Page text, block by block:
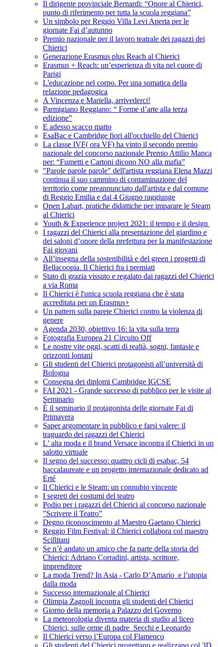
Il dirigente provinciale Bernardi: “Onore al Chierici,
punto di riferimento per tutta la scuola reggiana”
Un simbolo per Reggio Villa Levi Aperta per le
giornate Fai d’autunno
Premio nazionale per il lavoro teatrale dei ragazzi dei
Chierici
Generazione Erasmus plus Reach al Chierici
Erasmus + Reach: un’esperienza di vita nel cuore di
Parigi
L'educazione nel corpo. Per una somatica della
relazione pedagogica
A Vincenza e Mariella, arrivederci!
Parmigiano Reggiano: “ Forme d’arte alla terza
edizione”
E adesso scacco matto
EsaBac e Cambridge fiori all'occhiello del Chierici
La classe IVF( ora VF) ha vinto il secondo premio
nazionale del concorso nazionale Premio Attilio Manca
per: “Fumetti e Cartoni dicono NO alla mafia”
"Parole parole parole" dell'artista reggiana Elena Mazzi
continua il suo cammino di contaminazione del
territorio come preannunciato dall'artista e dal comune
di Reggio Emilia e dal 4 Giugno raggiunge
Open Labart, pratiche didattiche per imparare le Steam
al Chierici
Youth & Experience project 2021: il tempo e il design
I ragazzi del Chierici alla presentazione del giardino e
dei saloni d’onore della prefettura per la manifestazione
Fai giovani
All’insegna della sostenibilità e del green i progetti di
Bellacoopia. Il Chierici fra i premiati
Stato di grazia vissuto e regalato dai ragazzi del Chierici
a via Roma
Il Chierici è l'unica scuola reggiana che è stata
accreditata per un Erasmus+
Un pattern sulla parete Chierici contro la violenza di
genere
Agenda 2030, obiettivo 16: la vita sulla terra
Fotografia Europea 21 Circuito Off
Le nostre vite oggi, scatti di realtà, sogni, fantasie e
orizzonti lontani
Gli studenti del Chierici protagonisti all’università di
Bologna
Consegna dei diplomi Cambridge IGCSE
FAI 2021 - Grande successo di pubblico per le visite al
Seminario
È il seminario il protagonista delle giornate Fai di
Primavera
Saper argomentare in pubblico e farsi valere: il
traguardo dei ragazzi del Chierici
L’ alta moda e il brand Versace incontra il Chierici in un
salotto virtuale
Il segno del successo: quattro cicli di esabac, 54
baccalaureate e un progetto internazionale dedicato ad
Erté
Il Chierici e le Steam: un connubio vincente
I segreti dei costumi del teatro
Podio per i ragazzi del Chierici al concorso nazionale
”Scrivere il Teatro”
Degno riconoscimento al Maestro Gaetano Chierici
Reggio Film Festival: il Chierici collabora col maestro
Scillitani
Se n’è andato un amico che fa parte della storia del
Chierici: Adriano Corradini, artista, scrittore,
imprenditore
La moda Trend? In Asia - Carlo D’Amario e l’utopia
dalla moda
Successo internazionale al Chierici
Olimpia Zagnoli incontra gli studenti del Chierici
Giorno della memoria a Palazzo del Governo
La meteorologia diventa materia di studio al liceo
Chierici, sulle orme di padre Secchi e Leonardo
Il Chierici verso l’Europa col Flamenco